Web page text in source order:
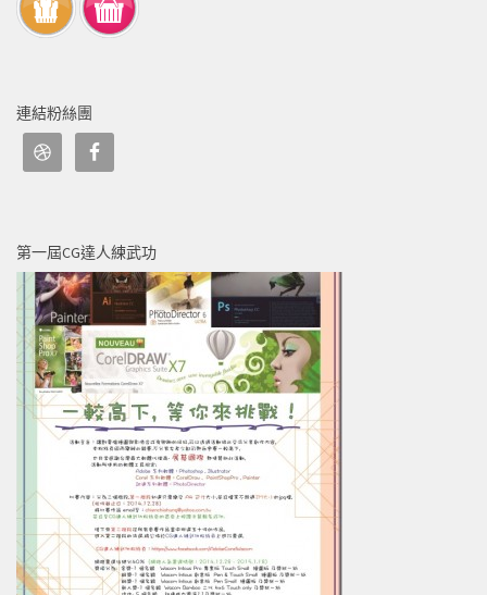
連結粉絲團
第一屆CG達人練武功